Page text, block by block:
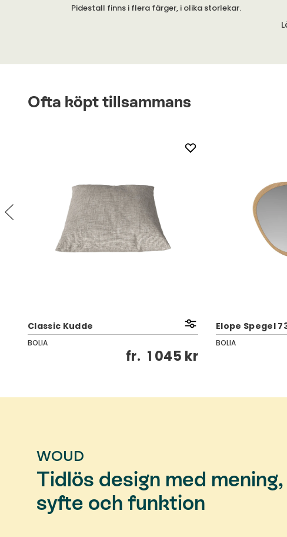
Pidestall finns i flera färger, i olika storlekar.
Ofta köpt tillsammans
Classic Kudde
BOLIA
fr. 1 045 kr
Elope Spegel
BOLIA
WOUD
Tidlös design med mening,
syfte och funktion